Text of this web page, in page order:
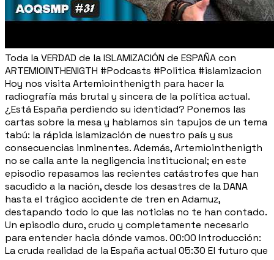
Toda la VERDAD de la ISLAMIZACIÓN de ESPAÑA con
ARTEMIOINTHENIGTH #Podcasts #Politica #islamizacion
Hoy nos visita Artemiointhenigth para hacer la
radiografía más brutal y sincera de la política actual.
¿Está España perdiendo su identidad? Ponemos las
cartas sobre la mesa y hablamos sin tapujos de un tema
tabú: la rápida islamización de nuestro país y sus
consecuencias inminentes. Además, Artemiointhenigth
no se calla ante la negligencia institucional; en este
episodio repasamos las recientes catástrofes que han
sacudido a la nación, desde los desastres de la DANA
hasta el trágico accidente de tren en Adamuz,
destapando todo lo que las noticias no te han contado.
Un episodio duro, crudo y completamente necesario
para entender hacia dónde vamos. 00:00 Introducción:
La cruda realidad de la España actual 05:30 El futuro que